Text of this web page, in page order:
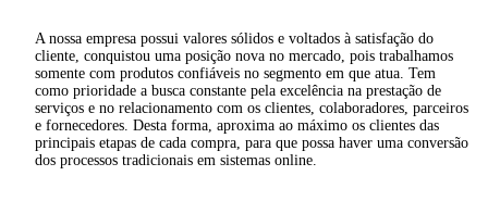
A nossa empresa possui valores sólidos e voltados à satisfação do
cliente, conquistou uma posição nova no mercado, pois trabalhamos
somente com produtos confiáveis no segmento em que atua. Tem
como prioridade a busca constante pela excelência na prestação de
serviços e no relacionamento com os clientes, colaboradores, parceiros
e fornecedores. Desta forma, aproxima ao máximo os clientes das
principais etapas de cada compra, para que possa haver uma conversão
dos processos tradicionais em sistemas online.